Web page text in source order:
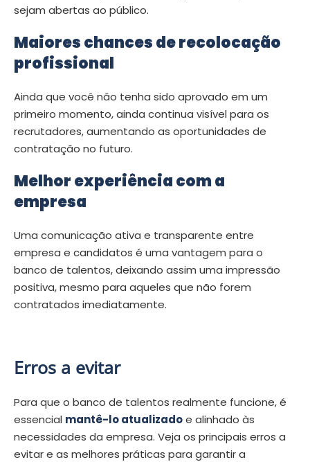
sejam abertas ao público.
Maiores chances de recolocação
profissional
Ainda que você não tenha sido aprovado em um
primeiro momento, ainda continua visível para os
recrutadores, aumentando as oportunidades de
contratação no futuro.
Melhor experiência com a
empresa
Uma comunicação ativa e transparente entre
empresa e candidatos é uma vantagem para o
banco de talentos, deixando assim uma impressão
positiva, mesmo para aqueles que não forem
contratados imediatamente.
Erros a evitar
Para que o banco de talentos realmente funcione, é
essencial mantê-lo atualizadoe alinhado às
necessidades da empresa. Veja os principais erros a
evitar e as melhores práticas para garantir a